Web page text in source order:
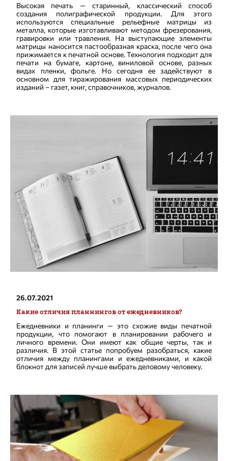
Высокая печать — старинный, классический способ
создания полиграфической продукции. Для этого
используются специальные рельефные матрицы из
металла, которые изготавливают методом фрезерования,
гравировки или травления. На выступающие элементы
матрицы наносится пастообразная краска, после чего она
прижимается к печатной основе. Технология подходит для
печати на бумаге, картоне, виниловой основе, разных
видах пленки, фольге. Но сегодня ее задействуют в
основном для тиражирования массовых периодических
изданий – газет, книг, справочников, журналов.
26.07.2021
Какие отличия планнингов от ежедневников?
Ежедневники и планинги — это схожие виды печатной
продукции, что помогают в планировании рабочего и
личного времени. Они имеют как общие черты, так и
различия. В этой статье попробуем разобраться, какие
отличия между планингами и ежедневниками, и какой
блокнот для записей лучше выбрать деловому человеку.